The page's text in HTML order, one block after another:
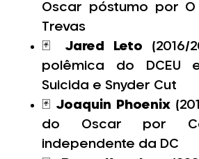
Oscar póstumo por
Trevas
🃏 Jared Leto (2016/
polêmica do DCEU
Suicida e Snyder Cut
🃏 Joaquin Phoenix
do Oscar por
independente da DC